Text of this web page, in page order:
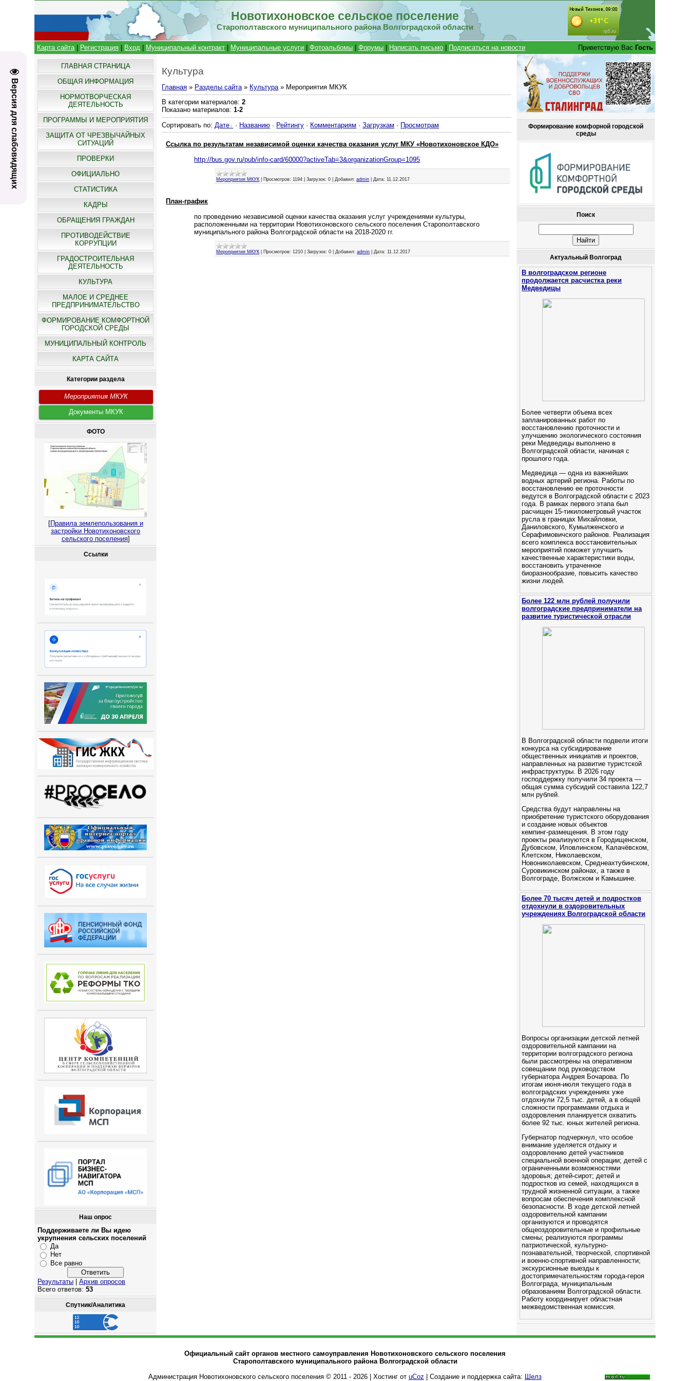
Версия для слабовидящих
Новотихоновское сельское поселение
Старополтавского муниципального района Волгоградской области
Карта сайта| Регистрация Вход Муниципальный контракт Муниципальные услуги |Фотоальбомы |Форумы Написать письмо Подписаться на новости Приветствую Вас Гость
ГЛАВНАЯ СТРАНИЦА
ОБЩАЯ ИНФОРМАЦИЯ
НОРМОТВОРЧЕСКАЯ
ДЕЯТЕЛЬНОСТЬ
ПРОГРАММЫ И МЕРОПРИЯТИЯ
ЗАЩИТА ОТ ЧРЕЗВЫЧАЙНЫХ
СИТУАЦИЙ
ПРОВЕРКИ
ОФИЦИАЛЬНО
СТАТИСТИКА
КАДРЫ
ОБРАЩЕНИЯ ГРАЖДАН
ПРОТИВОДЕЙСТВИЕ
КОРРУПЦИИ
ГРАДОСТРОИТЕЛЬНАЯ
ДЕЯТЕЛЬНОСТЬ
КУЛЬТУРА
МАЛОЕ И СРЕДНЕЕ
ПРЕДПРИНИМАТЕЛЬСТВО
ФОРМИРОВАНИЕ КОМФОРТНОЙ
ГОРОДСКОЙ СРЕДЫ
МУНИЦИПАЛЬНЫЙ КОНТРОЛЬ
КАРТА САЙТА
Категории раздела
Мероприятия МКУК
Документы МКУК
ФОТО
[Правила землепользования и
застройки Новотихоновского
сельского поселения]
Ссылки
Наш опрос
Поддерживаете ли Вы идею
укрупнения сельских поселений
Да
Нет
Все равно
Результаты |Архив опросов
Всего ответов:53
Спутник/Аналитика
Культура
Главная » Разделы сайта» Культура» Мероприятия МКУК
В категории материалов:2
Показано материалов:1-2
Сортировать по: Дате · Названию · Рейтингу · Комментариям ·Загрузкам · Просмотрам
Ссылка по результатам независимой оценки качества оказания услуг МКУ «Новотихоновское КДО»
http://bus.gov.ru/pub/info-card/60000?activeTab=3&organizationGroup=1095
Мероприятия МКУК Просмотров: 1194 |Загрузок: 0 Добавил: admin Дата: 11.12.2017
План-график
по проведению независимой оценки качества оказания услуг учреждениями культуры,
расположенными на территории Новотихоновского сельского поселения Старополтавского
муниципального района Волгоградской области на 2018-2020 гг.
Мероприятия МКУК Просмотров: 1210 |Загрузок: 0 Добавил: admin Дата: 11.12.2017
Формирование комфорной городской
среды
Поиск
Актуальный Волгоград
В волгоградском регионе
продолжается расчистка реки
Медведицы
Более четверти объема всех
запланированных работ по
восстановлению проточности и
улучшению экологического состояния
реки Медведицы выполнено в
Волгоградской области, начиная с
прошлого года.
Медведица — одна из важнейших
водных артерий региона. Работы по
восстановлению ее проточности
ведутся в Волгоградской области с 2023
года. В рамках первого этапа был
расчищен 15-тикилометровый участок
русла в границах Михайловки,
Даниловского, Кумылженского и
Серафимовичского районов. Реализация
всего комплекса восстановительных
мероприятий поможет улучшить
качественные характеристики воды,
восстановить утраченное
биоразнообразие, повысить качество
жизни людей.
Более 122 млн рублей получили
волгоградские предприниматели на
развитие туристической отрасли
В Волгоградской области подвели итоги
конкурса на субсидирование
общественных инициатив и проектов,
направленных на развитие туристской
инфраструктуры. В 2026 году
господдержку получили 34 проекта —
общая сумма субсидий составила 122,7
млн рублей.
Средства будут направлены на
приобретение туристского оборудования
и создание новых объектов
кемпинг‑размещения. В этом году
проекты реализуются в Городищенском,
Дубовском, Иловлинском, Калачёвском,
Клетском, Николаевском,
Новониколаевском, Среднеахтубинском,
Суровикинском районах, а также в
Волгограде, Волжском и Камышине.
Более 70 тысяч детей и подростков
отдохнули в оздоровительных
учреждениях Волгоградской области
Вопросы организации детской летней
оздоровительной кампании на
территории волгоградского региона
были рассмотрены на оперативном
совещании под руководством
губернатора Андрея Бочарова. По
итогам июня-июля текущего года в
волгоградских учреждениях уже
отдохнули 72,5 тыс. детей, а в общей
сложности программами отдыха и
оздоровления планируется охватить
более 92 тыс. юных жителей региона.
Губернатор подчеркнул, что особое
внимание уделяется отдыху и
оздоровлению детей участников
специальной военной операции; детей с
ограниченными возможностями
здоровья; детей-сирот; детей и
подростков из семей, находящихся в
трудной жизненной ситуации, а также
вопросам обеспечения комплексной
безопасности. В ходе детской летней
оздоровительной кампании
организуются и проводятся
общеоздоровительные и профильные
смены; реализуются программы
патриотической, культурно-
познавательной, творческой, спортивной
и военно-спортивной направленности;
экскурсионные выезды к
достопримечательностям города-героя
Волгограда, муниципальным
образованиям Волгоградской области.
Работу координирует областная
межведомственная комиссия.
Официальный сайт органов местного самоуправления Новотихоновского сельского поселения
Старополтавского муниципального района Волгоградской области
Администрация Новотихоновского сельского поселения © 2011 - 2026| Хостинг от uCoz | Создание и поддержка сайта: Шелз